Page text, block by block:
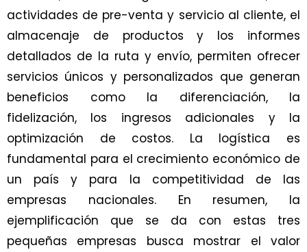
actividades de pre-venta y servicio al cliente, el
almacenaje de productos y los informes
detallados de la ruta y envío, permiten ofrecer
servicios únicos y personalizados que generan
beneficios como la diferenciación, la
fidelización, los ingresos adicionales y la
optimización de costos. La logística es
fundamental para el crecimiento económico de
un país y para la competitividad de las
empresas nacionales. En resumen, la
ejemplificación que se da con estas tres
pequeñas empresas busca mostrar el valor